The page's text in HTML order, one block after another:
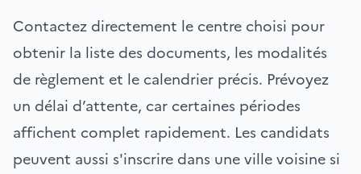
Contactez directement le centre choisi pour
obtenir la liste des documents, les modalités
de règlement et le calendrier précis. Prévoyez
un délai d’attente, car certaines périodes
affichent complet rapidement. Les candidats
peuvent aussi s'inscrire dans une ville voisine si